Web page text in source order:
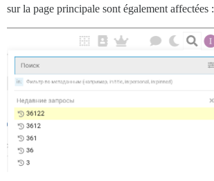
sur la page principale sont également affectées :